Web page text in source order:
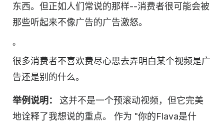
东西。但正如人们常说的那样--消费者很可能会被
那些听起来不像广告的广告激怒。
。
很多消费者不喜欢费尽心思去弄明白某个视频是广
告还是别的什么。
举例说明： 这并不是一个预滚动视频，但它完美
地诠释了我想说的重点。 作为 "你的Flava是什